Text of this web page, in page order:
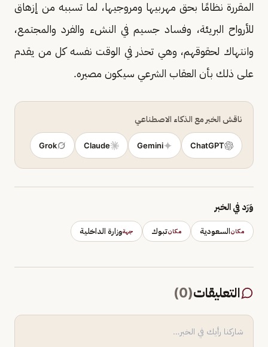
المقررة نظامًا بحق مهربيها ومروجيها، لما تسببه من إزهاق
للأرواح البريئة، وفساد جسيم في النشء والفرد والمجتمع،
وانتهاك لحقوقهم، وهي تحذر في الوقت نفسه كل من يقدم
على ذلك بأن العقاب الشرعي سيكون مصيره.
ناقش الخبر مع الذكاء الاصطناعي
ChatGPT
Gemini
Claude
Grok
وَرَد في الخبر
مكانالسعودية مكانتبوك جهةوزارة الداخلية
التعليقات(
0
)